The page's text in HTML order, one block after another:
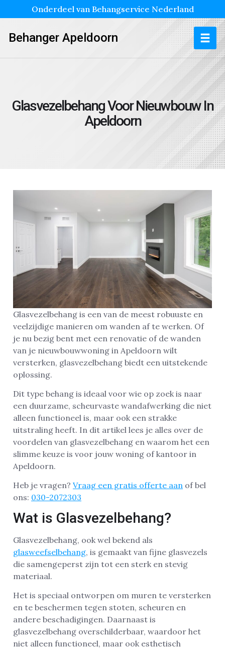
Onderdeel van Behangservice Nederland
Behanger Apeldoorn
Glasvezelbehang Voor Nieuwbouw In
Apeldoorn
Glasvezelbehang is een van de meest robuuste en
veelzijdige manieren om wanden af te werken. Of
je nu bezig bent met een renovatie of de wanden
van je nieuwbouwwoning in Apeldoorn wilt
versterken, glasvezelbehang biedt een uitstekende
oplossing.
Dit type behang is ideaal voor wie op zoek is naar
een duurzame, scheurvaste wandafwerking die niet
alleen functioneel is, maar ook een strakke
uitstraling heeft. In dit artikel lees je alles over de
voordelen van glasvezelbehang en waarom het een
slimme keuze is voor jouw woning of kantoor in
Apeldoorn.
Heb je vragen? Vraag een gratis offerte aan of bel
ons: 030-2072303
Wat is Glasvezelbehang?
Glasvezelbehang, ook wel bekend als
glasweefselbehang, is gemaakt van fijne glasvezels
die samengeperst zijn tot een sterk en stevig
materiaal.
Het is speciaal ontworpen om muren te versterken
en te beschermen tegen stoten, scheuren en
andere beschadigingen. Daarnaast is
glasvezelbehang overschilderbaar, waardoor het
niet alleen functioneel, maar ook esthetisch